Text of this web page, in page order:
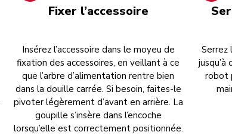
Fixer l’accessoire
Insérez l’accessoire dans le moyeu de
fixation des accessoires, en veillant à ce
que l’arbre d’alimentation rentre bien
dans la douille carrée. Si besoin, faites-le
pivoter légèrement d’avant en arrière. La
goupille s’insère dans l’encoche
lorsqu’elle est correctement positionnée.
Serrez
robot